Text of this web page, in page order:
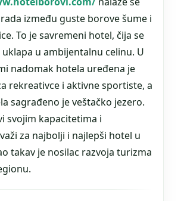
između guste borove šume i
To je savremeni hotel, čija se
u ambijentalnu celinu. U
nadomak hotela uređena je
rekreativce i aktivne sportiste, a
sagrađeno je veštačko jezero.
svojim kapacitetima i
za najbolji i najlepši hotel u
takav je nosilac razvoja turizma